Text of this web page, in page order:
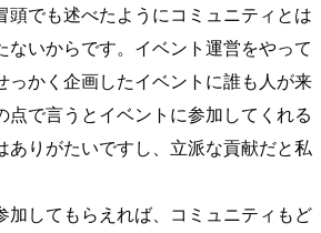
頭でも述べたようにコミュニティとは
ないからです。イベント運営をやって
っかく企画したイベントに誰も人が来
点で言うとイベントに参加してくれる
ありがたいですし、立派な貢献だと私
加してもらえれば、コミュニティもど